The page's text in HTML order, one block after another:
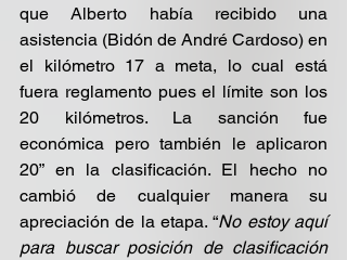
que Alberto había recibido una
asistencia (Bidón de André Cardoso) en
el kilómetro 17 a meta, lo cual está
fuera reglamento pues el límite son los
20 kilómetros. La sanción fue
económica pero también le aplicaron
20” en la clasificación. El hecho no
cambió de cualquier manera su
apreciación de la etapa. “No estoy aquí
para buscar posición de clasificación